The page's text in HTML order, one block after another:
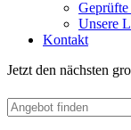
Unsere
Kontakt
Jetzt den nächsten